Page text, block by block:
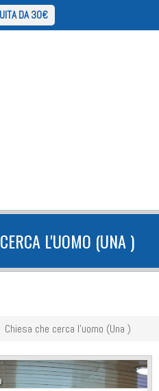
DA 30€
L'UOMO (UNA )
Chiesa che cerca l'uomo (Una )